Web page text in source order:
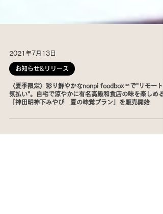
2021年7月13日